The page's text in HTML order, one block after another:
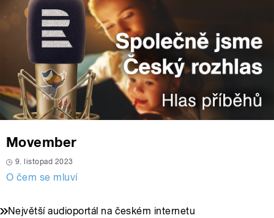
Movember
9. listopad 2023
O čem se mluví
Největší audioportál na českém internetu